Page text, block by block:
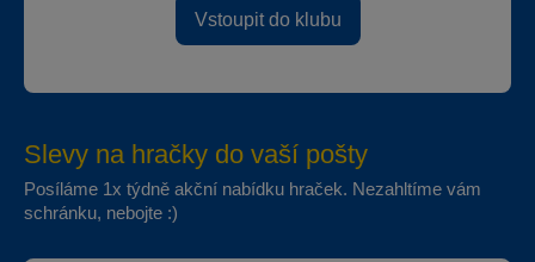
Vstoupit do klubu
Slevy na hračky do vaší pošty
Posíláme 1x týdně akční nabídku hraček. Nezahltíme vám
schránku, nebojte :)